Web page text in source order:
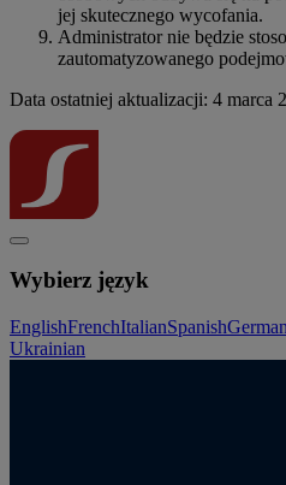
jej skutecznego wycofania.
Administrator nie będzie
zautomatyzowanego
Data ostatniej aktualizacji: 4 marca
Wybierz język
EnglishFrenchItalianSpanishGerman
Ukrainian